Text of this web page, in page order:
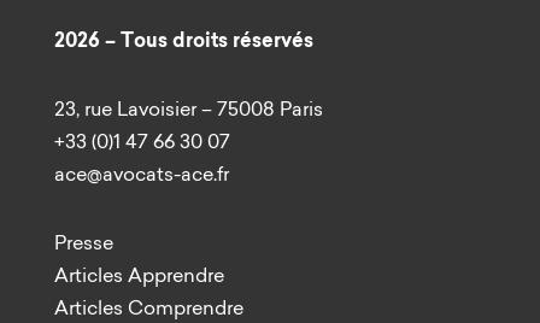
2026 – Tous droits réservés
23, rue Lavoisier – 75008 Paris
+33 (0)1 47 66 30 07
ace@avocats-ace.fr
Presse
Articles Apprendre
Articles Comprendre